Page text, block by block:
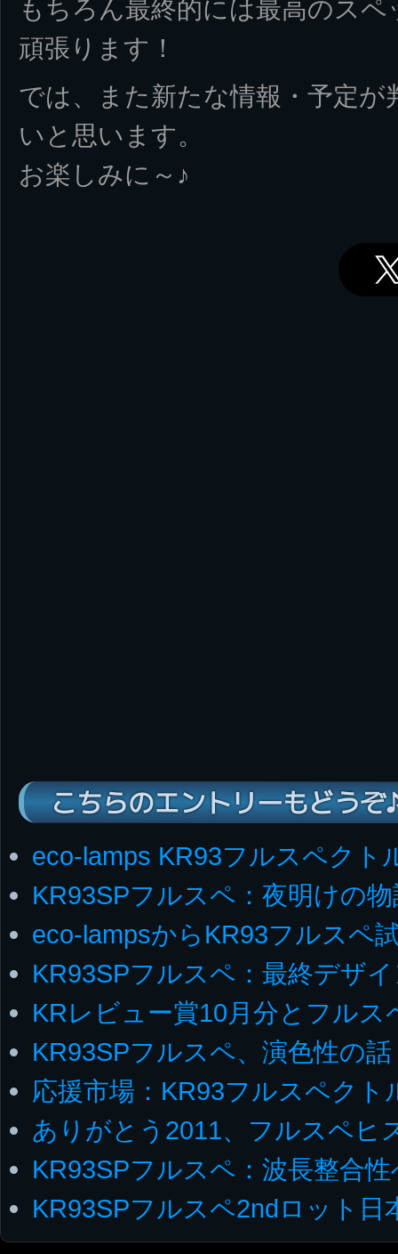
もちろん最終的には最高のス
頑張ります！
では、また新たな情報・予定
いと思います。
お楽しみに～♪
こちらのエントリーもどうぞ
eco-lamps KR93フルスペクト
KR93SPフルスペ：夜明けの
eco-lampsからKR93フルスペ
KR93SPフルスペ：最終デザ
KRレビュー賞10月分とフルス
KR93SPフルスペ、演色性の話
応援市場：KR93フルスペクト
ありがとう2011、フルスペヒ
KR93SPフルスペ：波長整合
KR93SPフルスペ2ndロット日